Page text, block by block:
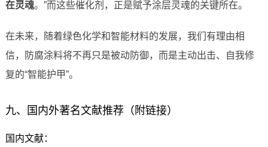
在灵魂。”而这些催化剂，正是赋予涂层灵魂的关键所在。
在未来，随着绿色化学和智能材料的发展，我们有理由相
信，防腐涂料将不再只是被动防御，而是主动出击、自我修
复的“智能护甲”。
九、国内外著名文献推荐（附链接）
国内文献：